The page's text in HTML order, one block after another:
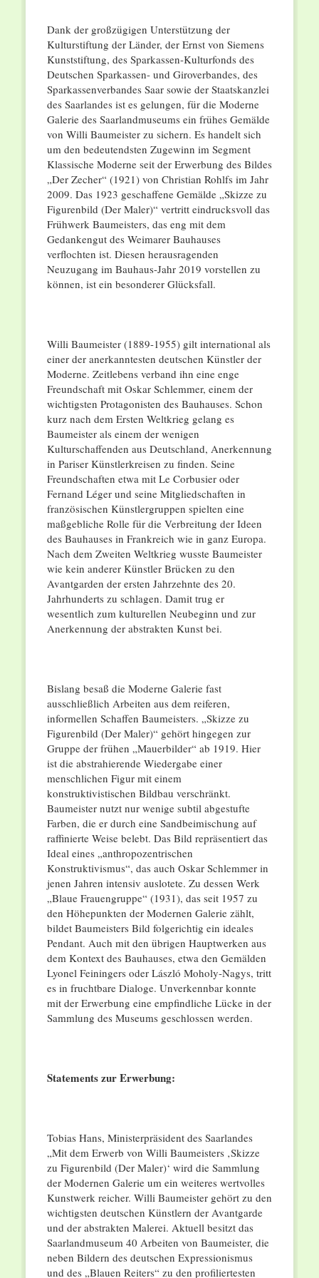
Dank der großzügigen Unterstützung der
Kulturstiftung der Länder, der Ernst von Siemens
Kunststiftung, des Sparkassen-Kulturfonds des
Deutschen Sparkassen- und Giroverbandes, des
Sparkassenverbandes Saar sowie der Staatskanzlei
des Saarlandes ist es gelungen, für die Moderne
Galerie des Saarlandmuseums ein frühes Gemälde
von Willi Baumeister zu sichern. Es handelt sich
um den bedeutendsten Zugewinn im Segment
Klassische Moderne seit der Erwerbung des Bildes
„Der Zecher“ (1921) von Christian Rohlfs im Jahr
2009. Das 1923 geschaffene Gemälde „Skizze zu
Figurenbild (Der Maler)“ vertritt eindrucksvoll das
Frühwerk Baumeisters, das eng mit dem
Gedankengut des Weimarer Bauhauses
verflochten ist. Diesen herausragenden
Neuzugang im Bauhaus-Jahr 2019 vorstellen zu
können, ist ein besonderer Glücksfall.
Willi Baumeister (1889-1955) gilt international als
einer der anerkanntesten deutschen Künstler der
Moderne. Zeitlebens verband ihn eine enge
Freundschaft mit Oskar Schlemmer, einem der
wichtigsten Protagonisten des Bauhauses. Schon
kurz nach dem Ersten Weltkrieg gelang es
Baumeister als einem der wenigen
Kulturschaffenden aus Deutschland, Anerkennung
in Pariser Künstlerkreisen zu finden. Seine
Freundschaften etwa mit Le Corbusier oder
Fernand Léger und seine Mitgliedschaften in
französischen Künstlergruppen spielten eine
maßgebliche Rolle für die Verbreitung der Ideen
des Bauhauses in Frankreich wie in ganz Europa.
Nach dem Zweiten Weltkrieg wusste Baumeister
wie kein anderer Künstler Brücken zu den
Avantgarden der ersten Jahrzehnte des 20.
Jahrhunderts zu schlagen. Damit trug er
wesentlich zum kulturellen Neubeginn und zur
Anerkennung der abstrakten Kunst bei.
Bislang besaß die Moderne Galerie fast
ausschließlich Arbeiten aus dem reiferen,
informellen Schaffen Baumeisters. „Skizze zu
Figurenbild (Der Maler)“ gehört hingegen zur
Gruppe der frühen „Mauerbilder“ ab 1919. Hier
ist die abstrahierende Wiedergabe einer
menschlichen Figur mit einem
konstruktivistischen Bildbau verschränkt.
Baumeister nutzt nur wenige subtil abgestufte
Farben, die er durch eine Sandbeimischung auf
raffinierte Weise belebt. Das Bild repräsentiert das
Ideal eines „anthropozentrischen
Konstruktivismus“, das auch Oskar Schlemmer in
jenen Jahren intensiv auslotete. Zu dessen Werk
„Blaue Frauengruppe“ (1931), das seit 1957 zu
den Höhepunkten der Modernen Galerie zählt,
bildet Baumeisters Bild folgerichtig ein ideales
Pendant. Auch mit den übrigen Hauptwerken aus
dem Kontext des Bauhauses, etwa den Gemälden
Lyonel Feiningers oder László Moholy-Nagys, tritt
es in fruchtbare Dialoge. Unverkennbar konnte
mit der Erwerbung eine empfindliche Lücke in der
Sammlung des Museums geschlossen werden.
Statements zur Erwerbung:
Tobias Hans, Ministerpräsident des Saarlandes
„Mit dem Erwerb von Willi Baumeisters ‚Skizze
zu Figurenbild (Der Maler)‘ wird die Sammlung
der Modernen Galerie um ein weiteres wertvolles
Kunstwerk reicher. Willi Baumeister gehört zu den
wichtigsten deutschen Künstlern der Avantgarde
und der abstrakten Malerei. Aktuell besitzt das
Saarlandmuseum 40 Arbeiten von Baumeister, die
neben Bildern des deutschen Expressionismus
und des „Blauen Reiters“ zu den profiliertesten